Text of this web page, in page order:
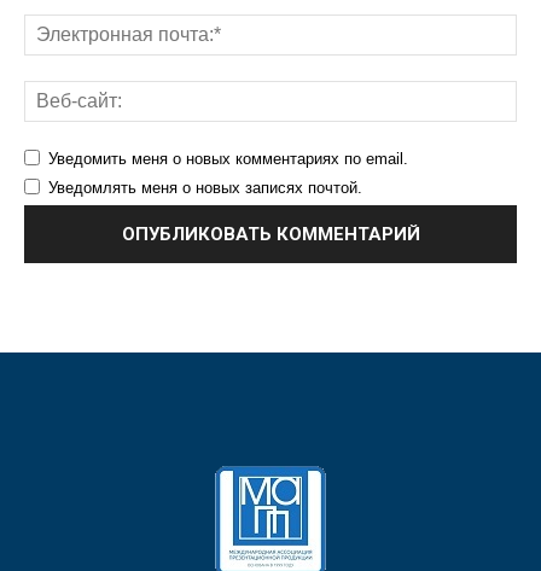
Уведомить меня о новых комментариях по email.
Уведомлять меня о новых записях почтой.